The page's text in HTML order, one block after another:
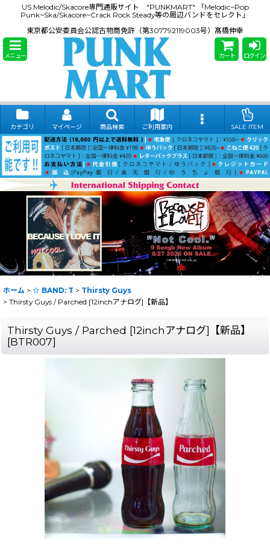
US Melodic/Skacore専門通販サイト "PUNKMART" 「Melodic~Pop
Punk~Ska/Skacore~Crack Rock Steady等の周辺バンドをセレクト」
東京都公安委員会公認古物商免許（第307792119003号）髙橋伸幸
メニュー カート ログイン
カテゴリ マイページ 商品検索 ご利用案内 SALE ITEM
ホーム > ☆ BAND: T > Thirsty Guys
> Thirsty Guys / Parched [12inchアナログ]【新品】
Thirsty Guys / Parched [12inchアナログ]【新品】
[BTR007]